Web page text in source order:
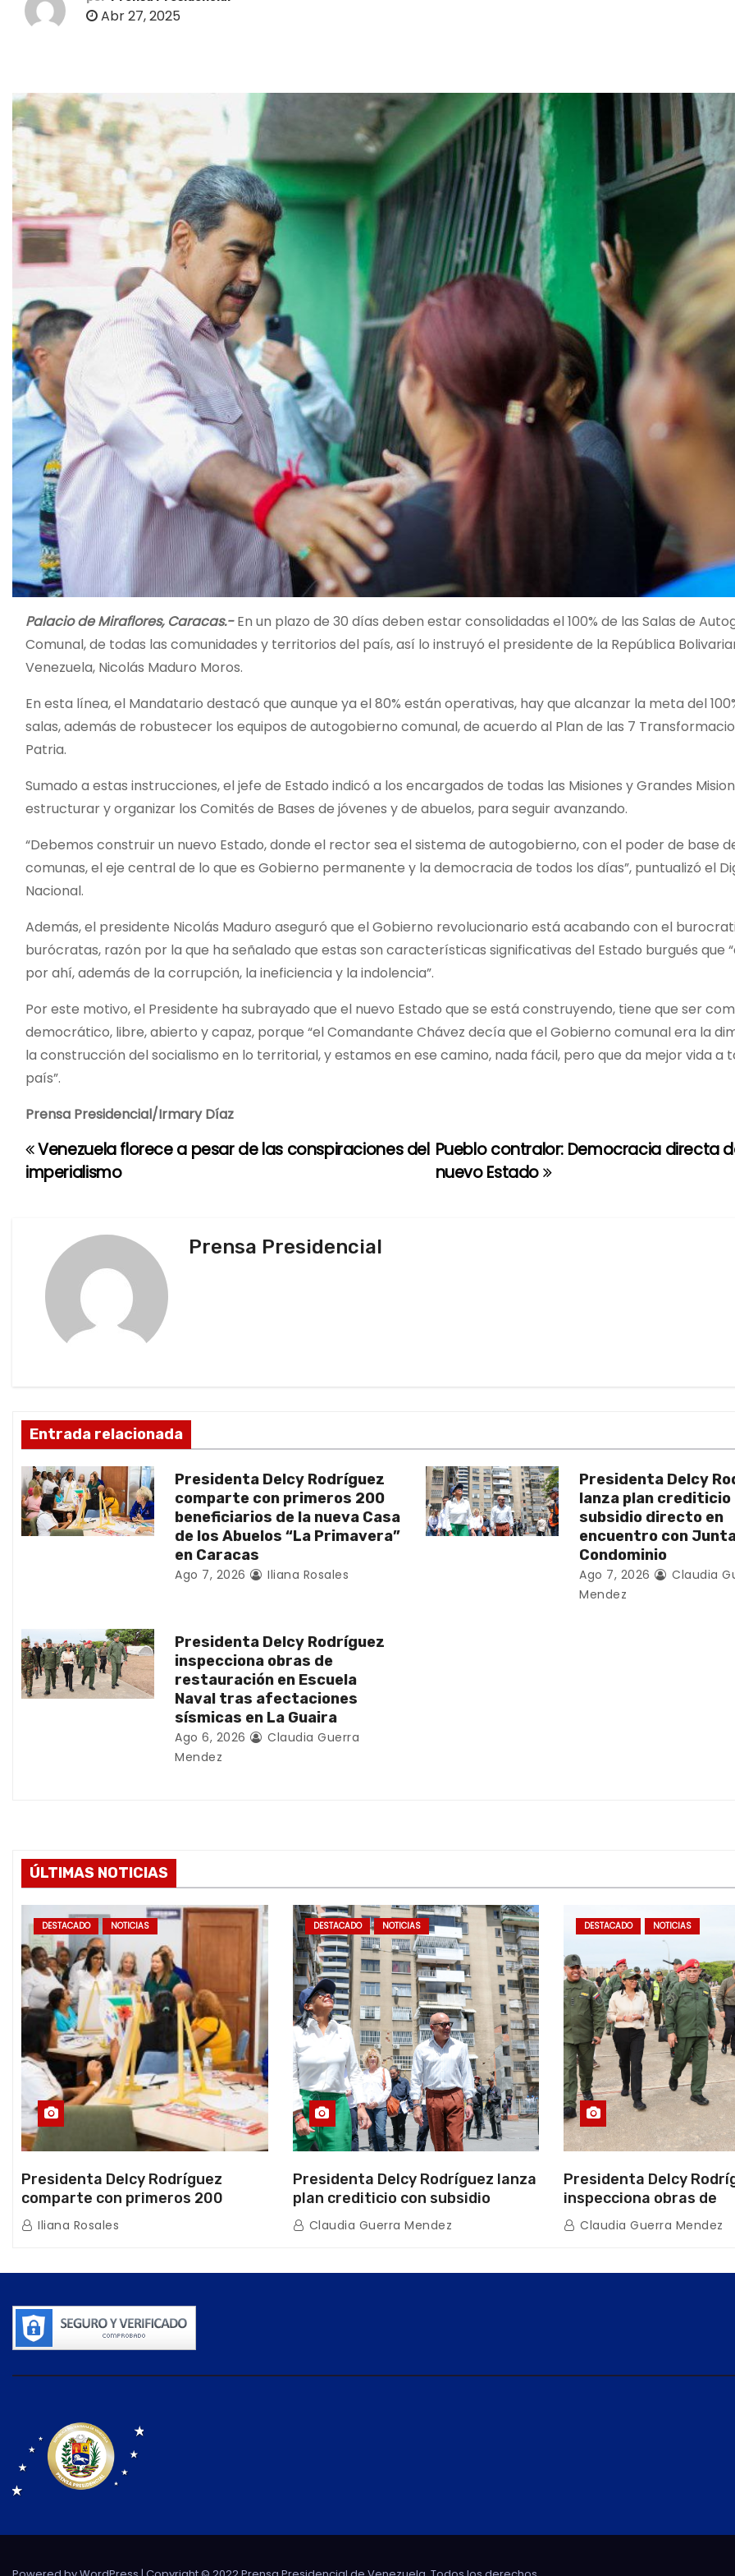
Abr 27, 2025
Palacio de Miraflores, Caracas.-En un plazo de 30 días deben estar consolidadas el 100% de las Salas de
Comunal, de todas las comunidades y territorios del país, así lo instruyó el presidente de la República
Venezuela, Nicolás Maduro Moros.
En esta línea, el Mandatario destacó que aunque ya el 80% están operativas, hay que alcanzar la meta del
salas, además de robustecer los equipos de autogobierno comunal, de acuerdo al Plan de las 7
Patria.
Sumado a estas instrucciones, el jefe de Estado indicó a los encargados de todas las Misiones y Grandes
estructurar y organizar los Comités de Bases de jóvenes y de abuelos, para seguir avanzando.
“Debemos construir un nuevo Estado, donde el rector sea el sistema de autogobierno, con el poder de base
comunas, el eje central de lo que es Gobierno permanente y la democracia de todos los días”, puntualizó el
Nacional.
Además, el presidente Nicolás Maduro aseguró que el Gobierno revolucionario está acabando con el
burócratas, razón por la que ha señalado que estas son características significativas del Estado burgués que
por ahí, además de la corrupción, la ineficiencia y la indolencia”.
Por este motivo, el Presidente ha subrayado que el nuevo Estado que se está construyendo, tiene que ser
democrático, libre, abierto y capaz, porque “el Comandante Chávez decía que el Gobierno comunal era la
la construcción del socialismo en lo territorial, y estamos en ese camino, nada fácil, pero que da mejor vida a
país”.
Prensa Presidencial/Irmary Díaz
N
ó
n
d
e
t
r
a
Pueblo contralor: Democracia directa
nuevo Estado
Venezuela florece a pesar de las conspiraciones del
imperialismo
Prensa Presidencial
Entrada relacionada
Presidenta Delcy Rodríguez
comparte con primeros 200
beneficiarios de la nueva Casa
de los Abuelos “La Primavera”
en Caracas
Ago 7, 2026 Iliana Rosales
Presidenta Delcy
lanza plan crediticio
subsidio directo en
encuentro con
Condominio
Ago 7, 2026
Claudia
Mendez
Presidenta Delcy Rodríguez
inspecciona obras de
restauración en Escuela
Naval tras afectaciones
sísmicas en La Guaira
Ago 6, 2026
Claudia Guerra
Mendez
ÚLTIMAS NOTICIAS
DESTACADO NOTICIAS
Presidenta Delcy Rodríguez
comparte con primeros 200
beneficiarios de la nueva Casa de
los Abuelos “La Primavera” en
Iliana Rosales
DESTACADO NOTICIAS
Presidenta Delcy Rodríguez lanza
plan crediticio con subsidio
directo en encuentro con Juntas
de Condominio
Claudia Guerra Mendez
DESTACADO NOTICIAS
Presidenta Delcy
inspecciona obras de
restauración en
tras afectaciones
Claudia Guerra Mendez